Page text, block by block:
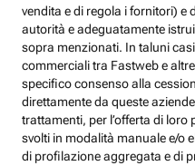
vendita e di regola i fornitori) e
autorità e adeguatamente
sopra menzionati. In taluni
commerciali tra Fastweb e
specifico consenso alla
direttamente da queste
trattamenti, per l’offerta di
svolti in modalità manuale e/o
di profilazione aggregata e di